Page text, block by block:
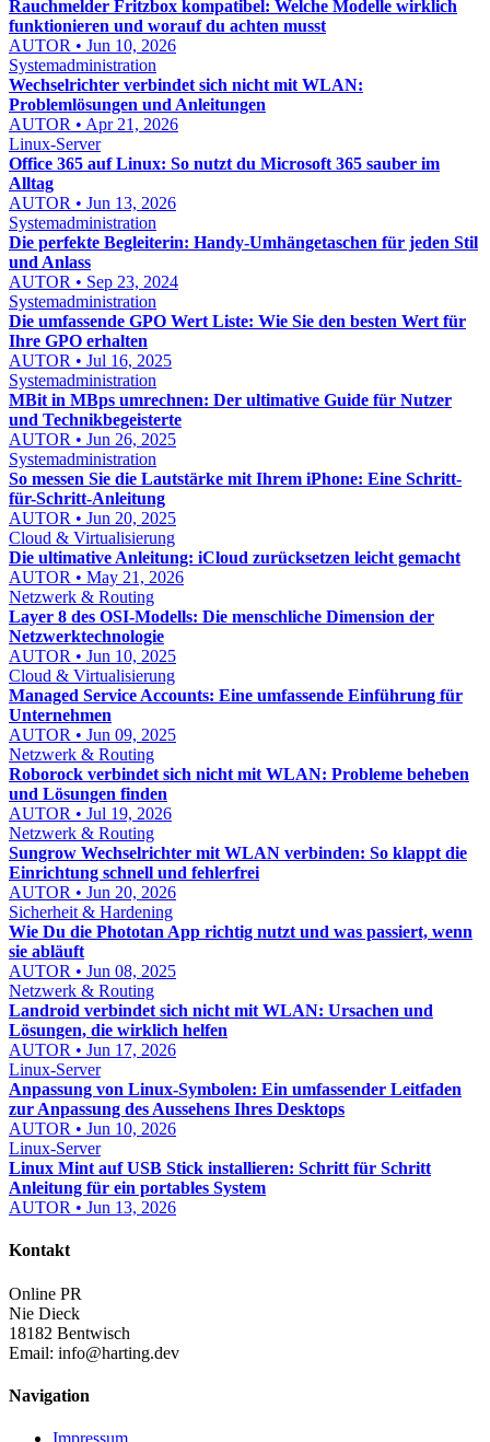
Rauchmelder Fritzbox kompatibel: Welche Modelle wirklich
funktionieren und worauf du achten musst
AUTOR • Jun 10, 2026
Systemadministration
Wechselrichter verbindet sich nicht mit WLAN:
Problemlösungen und Anleitungen
AUTOR • Apr 21, 2026
Linux-Server
Office 365 auf Linux: So nutzt du Microsoft 365 sauber im
Alltag
AUTOR • Jun 13, 2026
Systemadministration
Die perfekte Begleiterin: Handy-Umhängetaschen für jeden Stil
und Anlass
AUTOR • Sep 23, 2024
Systemadministration
Die umfassende GPO Wert Liste: Wie Sie den besten Wert für
Ihre GPO erhalten
AUTOR • Jul 16, 2025
Systemadministration
MBit in MBps umrechnen: Der ultimative Guide für Nutzer
und Technikbegeisterte
AUTOR • Jun 26, 2025
Systemadministration
So messen Sie die Lautstärke mit Ihrem iPhone: Eine Schritt-
für-Schritt-Anleitung
AUTOR • Jun 20, 2025
Cloud & Virtualisierung
Die ultimative Anleitung: iCloud zurücksetzen leicht gemacht
AUTOR • May 21, 2026
Netzwerk & Routing
Layer 8 des OSI-Modells: Die menschliche Dimension der
Netzwerktechnologie
AUTOR • Jun 10, 2025
Cloud & Virtualisierung
Managed Service Accounts: Eine umfassende Einführung für
Unternehmen
AUTOR • Jun 09, 2025
Netzwerk & Routing
Roborock verbindet sich nicht mit WLAN: Probleme beheben
und Lösungen finden
AUTOR • Jul 19, 2026
Netzwerk & Routing
Sungrow Wechselrichter mit WLAN verbinden: So klappt die
Einrichtung schnell und fehlerfrei
AUTOR • Jun 20, 2026
Sicherheit & Hardening
Wie Du die Phototan App richtig nutzt und was passiert, wenn
sie abläuft
AUTOR • Jun 08, 2025
Netzwerk & Routing
Landroid verbindet sich nicht mit WLAN: Ursachen und
Lösungen, die wirklich helfen
AUTOR • Jun 17, 2026
Linux-Server
Anpassung von Linux-Symbolen: Ein umfassender Leitfaden
zur Anpassung des Aussehens Ihres Desktops
AUTOR • Jun 10, 2026
Linux-Server
Linux Mint auf USB Stick installieren: Schritt für Schritt
Anleitung für ein portables System
AUTOR • Jun 13, 2026
Kontakt
Online PR
Nie Dieck
18182 Bentwisch
Email: info@harting.dev
Navigation
Impressum